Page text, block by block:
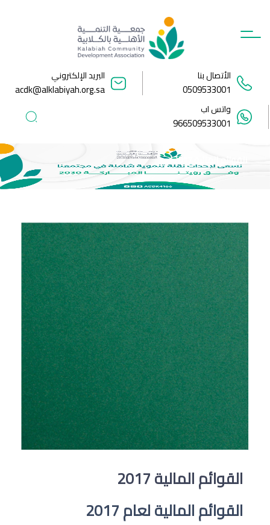
content
الأتصال بنا
0509533001
البريد الإلكتروني
acdk@alklabiyah.org.sa
واتس اب
966509533001
القوائم المالية 2017
القوائم المالية لعام 2017